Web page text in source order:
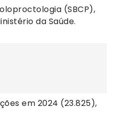
(SBCP),
da Saúde.
em 2024 (23.825),